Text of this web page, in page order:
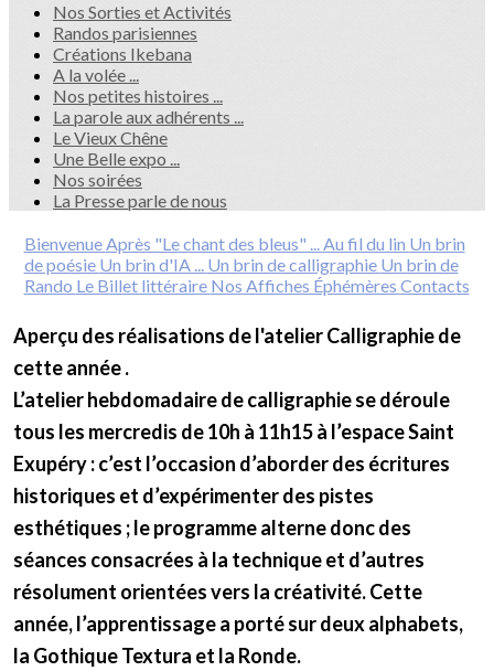
Nos Sorties et Activités
Randos parisiennes
Créations Ikebana
A la volée ...
Nos petites histoires ...
La parole aux adhérents ...
Le Vieux Chêne
Une Belle expo ...
Nos soirées
La Presse parle de nous
BienvenueAprès "Le chant des bleus" ...Au fil du lin Un brin
de poésie Un brin d'IA ... Un brin de calligraphie Un brin de
Rando Le Billet littéraire Nos Affiches Éphémères Contacts
Aperçu des réalisations de l'atelier Calligraphie de
cette année .
L’atelier hebdomadaire de calligraphie se déroule
tous les mercredis de 10h à 11h15 à l’espace Saint
Exupéry : c’est l’occasion d’aborder des écritures
historiques et d’expérimenter des pistes
esthétiques ; le programme alterne donc des
séances consacrées à la technique et d’autres
résolument orientées vers la créativité. Cette
année, l’apprentissage a porté sur deux alphabets,
la Gothique Textura et la Ronde.